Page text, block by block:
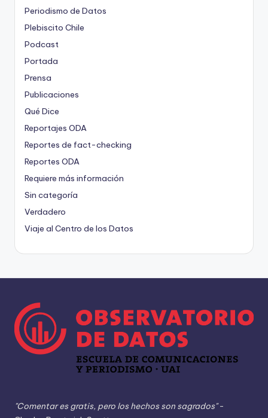
Periodismo de Datos
Plebiscito Chile
Podcast
Portada
Prensa
Publicaciones
Qué Dice
Reportajes ODA
Reportes de fact-checking
Reportes ODA
Requiere más información
Sin categoría
Verdadero
Viaje al Centro de los Datos
"Comentar es gratis, pero los hechos son sagrados"-